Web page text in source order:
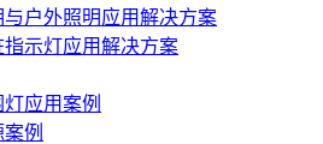
户外照明应用解决方案
示灯应用解决方案
应用案例
例